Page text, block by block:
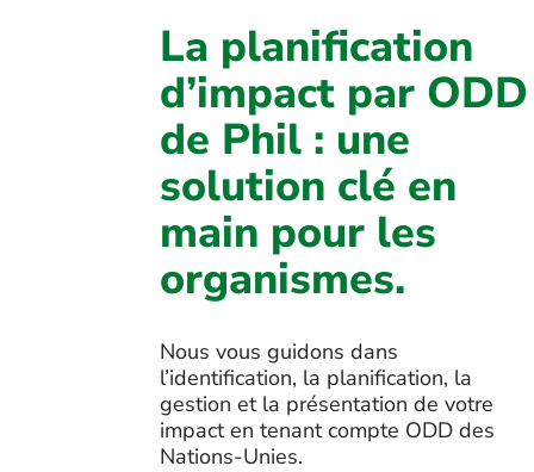
La planification
d’impact par ODD
de Phil : une
solution clé en
main pour les
organismes.
Nous vous guidons dans
l’identification, la planification, la
gestion et la présentation de votre
impact en tenant compte ODD des
Nations-Unies.